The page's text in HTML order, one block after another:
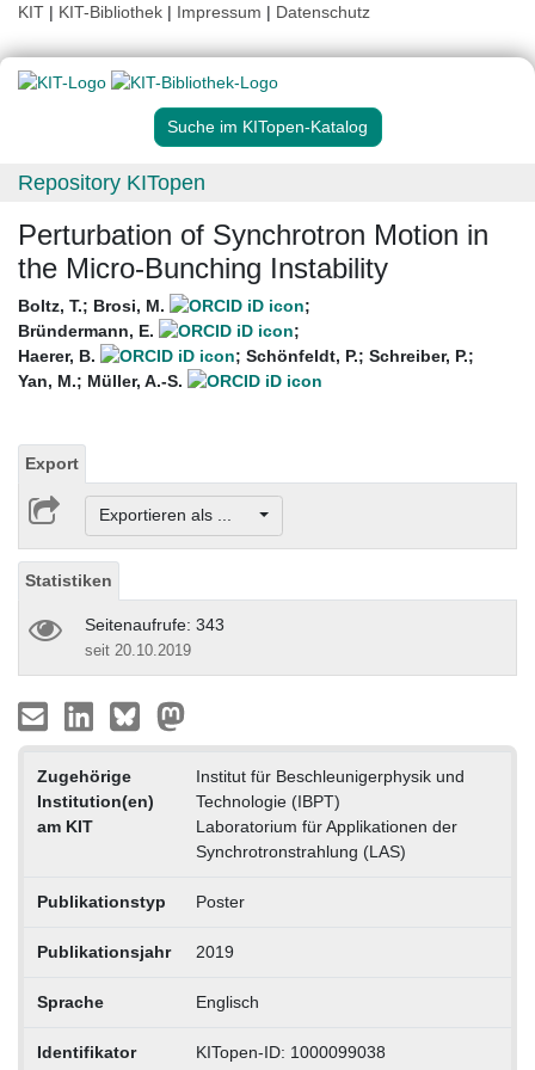
KIT | KIT-Bibliothek | Impressum | Datenschutz
Suche im KITopen-Katalog
Repository KITopen
Perturbation of Synchrotron Motion in
the Micro-Bunching Instability
Boltz, T.; Brosi, M.
;
Bründermann, E.
;
Haerer, B.
; Schönfeldt, P.; Schreiber, P.;
Yan, M.; Müller, A.-S.
Export
Exportieren als ...
Statistiken
Seitenaufrufe: 343
seit 20.10.2019
Zugehörige
Institution(en)
am KIT
Institut für Beschleunigerphysik und
Technologie (IBPT)
Laboratorium für Applikationen der
Synchrotronstrahlung (LAS)
Publikationstyp Poster
Publikationsjahr 2019
Sprache Englisch
Identifikator KITopen-ID: 1000099038